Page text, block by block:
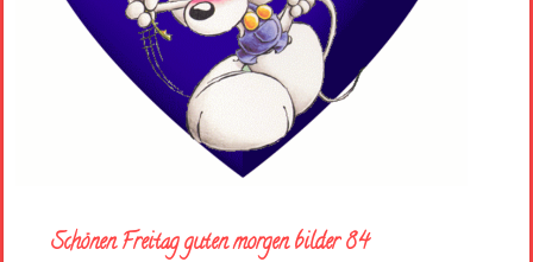
Schönen Freitag guten morgen bilder 84